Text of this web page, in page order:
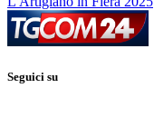
Seguici su